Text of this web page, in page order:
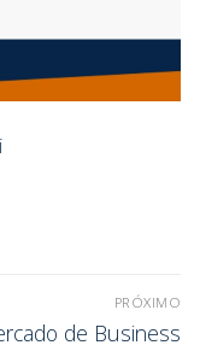
PRÓXIMO
de Business